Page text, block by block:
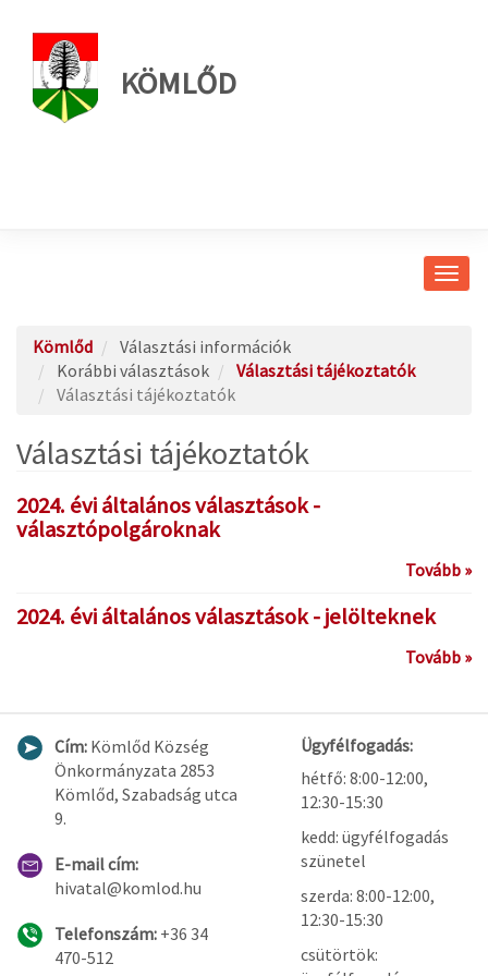
KÖMLŐD
Kömlőd
Választási információk
Korábbi választások
Választási tájékoztatók
Választási tájékoztatók
Választási tájékoztatók
2024. évi általános választások -
választópolgároknak
Tovább »
2024. évi általános választások - jelölteknek
Tovább »
Cím: Kömlőd Község
Önkormányzata 2853
Kömlőd, Szabadság utca
9.
E-mail cím:
hivatal@komlod.hu
Telefonszám: +36 34
470-512
Ügyfélfogadás:
hétfő: 8:00-12:00,
12:30-15:30
kedd: ügyfélfogadás
szünetel
szerda: 8:00-12:00,
12:30-15:30
csütörtök: